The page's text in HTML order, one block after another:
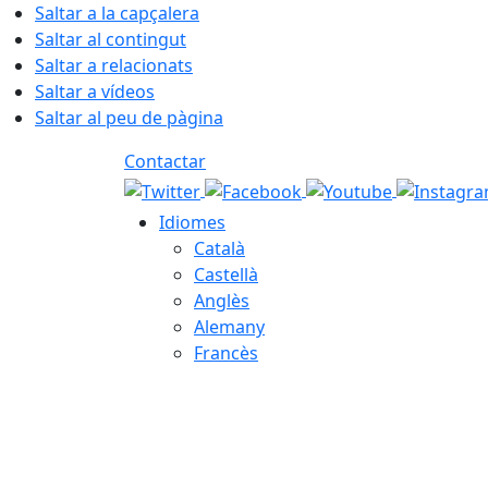
Saltar a la capçalera
Saltar al contingut
Saltar a relacionats
Saltar a vídeos
Saltar al peu de pàgina
Contactar
Idiomes
Català
Castellà
Anglès
Alemany
Francès